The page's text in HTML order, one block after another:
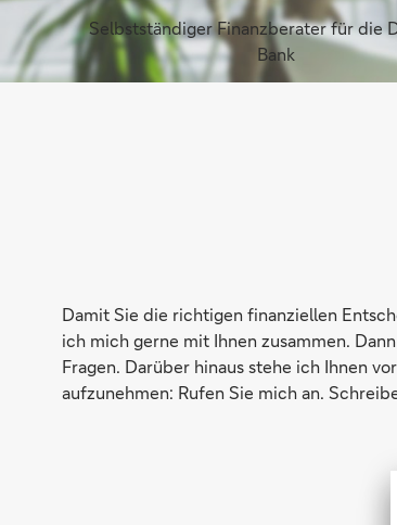
Selbstständiger Finanzberater für die
Bank
Damit Sie die richtigen finanziellen
ich mich gerne mit Ihnen zusammen.
Fragen. Darüber hinaus stehe ich Ihnen
aufzunehmen: Rufen Sie mich an.